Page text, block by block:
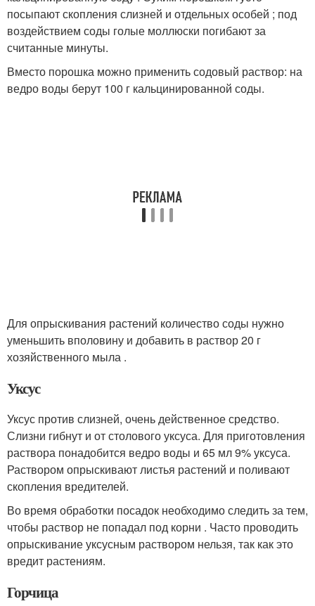
посыпают скопления слизней и отдельных особей ; под
воздействием соды голые моллюски погибают за
считанные минуты.
Вместо порошка можно применить содовый раствор: на
ведро воды берут 100 г кальцинированной соды.
Для опрыскивания растений количество соды нужно
уменьшить вполовину и добавить в раствор 20 г
хозяйственного мыла .
Уксус
Уксус против слизней, очень действенное средство.
Слизни гибнут и от столового уксуса. Для приготовления
раствора понадобится ведро воды и 65 мл 9% уксуса.
Раствором опрыскивают листья растений и поливают
скопления вредителей.
Во время обработки посадок необходимо следить за тем,
чтобы раствор не попадал под корни . Часто проводить
опрыскивание уксусным раствором нельзя, так как это
вредит растениям.
Горчица